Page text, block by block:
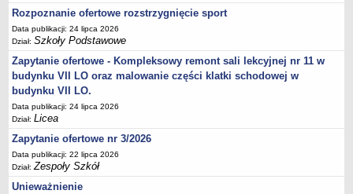
Sprawozdania
Deklaracja dostępności
DEKLARACJA DOSTĘPNOŚCI
OŚWIADCZENIA MAJĄTKOWE
PONOWNE WYKORZYSTYWANIE
UDOSTĘPNIANIE INFORMACJI PUBLICZNEJ
OCHRONA DANYCH OSOBOWYCH
Rozpoznanie ofertowe rozstrzygnięcie sport
Data publikacji: 24 lipca 2026
Dział:Szkoły Podstawowe
Zapytanie ofertowe - Kompleksowy remont sali lekcyjnej nr 11 w
budynku VII LO oraz malowanie części klatki schodowej w
budynku VII LO.
Data publikacji: 24 lipca 2026
Dział:Licea
Zapytanie ofertowe nr 3/2026
Data publikacji: 22 lipca 2026
Dział:Zespoły Szkół
Unieważnienie